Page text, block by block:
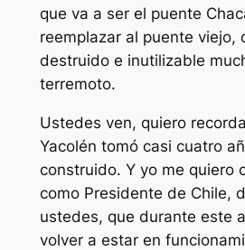
que va a ser el puente
reemplazar al puente viejo,
destruido e inutilizable
terremoto.
Ustedes ven, quiero
Yacolén tomó casi cuatro
construido. Y yo me quiero
como Presidente de Chile,
ustedes, que durante este
volver a estar en